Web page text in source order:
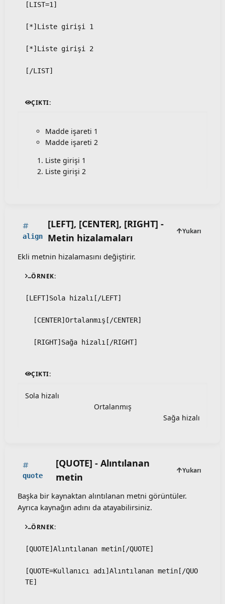
[LIST=1]
[*]Liste girişi 1
[*]Liste girişi 2
[/LIST]
ÇIKTI:
Madde işareti 1
Madde işareti 2
Liste girişi 1
Liste girişi 2
align
[LEFT], [CENTER], [RIGHT] -
Metin hizalamaları
Yukarı
Ekli metnin hizalamasını değiştirir.
ÖRNEK:
[LEFT]Sola hizalı[/LEFT]
  [CENTER]Ortalanmış[/CENTER]
  [RIGHT]Sağa hizalı[/RIGHT]
ÇIKTI:
Sola hizalı​
Ortalanmış​
Sağa hizalı​
quote
[QUOTE] - Alıntılanan
metin
Yukarı
Başka bir kaynaktan alıntılanan metni görüntüler.
Ayrıca kaynağın adını da atayabilirsiniz.
ÖRNEK:
[QUOTE]Alıntılanan metin[/QUOTE]
[QUOTE=Kullanıcı adı]Alıntılanan metin[/QUO
TE]